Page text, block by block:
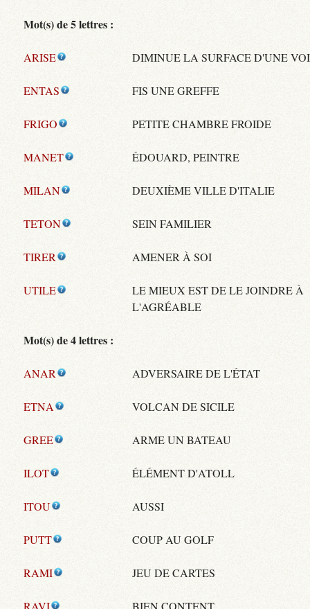
Mot(s) de 5 lettres :
ARISE DIMINUE LA SURFACE D'UNE
ENTAS FIS UNE GREFFE
FRIGO PETITE CHAMBRE FROIDE
MANET ÉDOUARD, PEINTRE
MILAN DEUXIÈME VILLE D'ITALIE
TETON SEIN FAMILIER
TIRER AMENER À SOI
UTILE
LE MIEUX EST DE LE JOINDRE À
L'AGRÉABLE
Mot(s) de 4 lettres :
ANAR ADVERSAIRE DE L'ÉTAT
ETNA VOLCAN DE SICILE
GREE ARME UN BATEAU
ILOT ÉLÉMENT D'ATOLL
ITOU AUSSI
PUTT COUP AU GOLF
RAMI JEU DE CARTES
RAVI BIEN CONTENT